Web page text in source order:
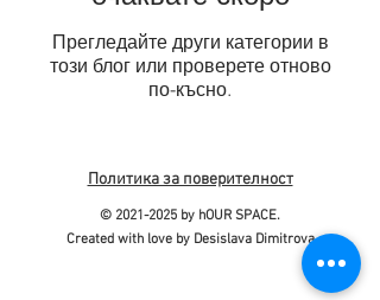
Прегледайте други категории в
този блог или проверете отново
по-късно.
Политика за поверителност
© 2021-2025 by hOUR SPACE.
Created with love by Desislava Dimitrova